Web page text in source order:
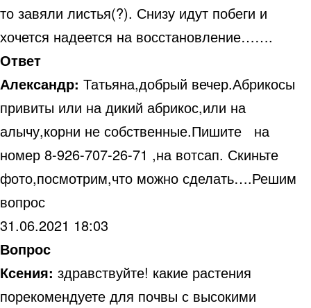
то завяли листья(?). Снизу идут побеги и
хочется надеется на восстановление…….
Ответ
Александр: Татьяна,добрый вечер.Абрикосы
привиты или на дикий абрикос,или на
алычу,корни не собственные.Пишите на
номер 8-926-707-26-71 ,на вотсап. Скиньте
фото,посмотрим,что можно сделать….Решим
вопрос
31.06.2021 18:03
Вопрос
Ксения: здравствуйте! какие растения
порекомендуете для почвы с высокими